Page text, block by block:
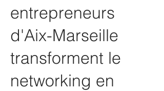
entrepreneurs
d'Aix-Marseille
transforment le
networking en